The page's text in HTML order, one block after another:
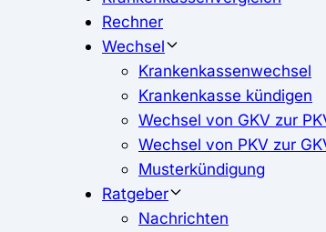
Rechner
Wechsel
Krankenkassenwechsel
Krankenkasse kündigen
Wechsel von GKV zur
Wechsel von PKV zur
Musterkündigung
Ratgeber
Nachrichten